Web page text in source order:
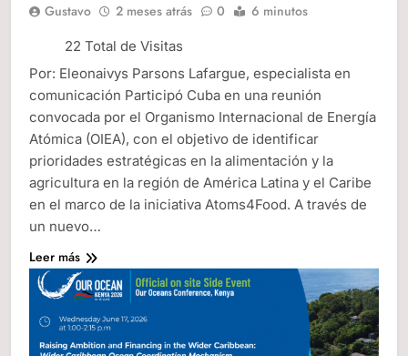
Gustavo 2 meses atrás 0 6 minutos
22 Total de Visitas
Por: Eleonaivys Parsons Lafargue, especialista en
comunicación Participó Cuba en una reunión
convocada por el Organismo Internacional de Energía
Atómica (OIEA), con el objetivo de identificar
prioridades estratégicas en la alimentación y la
agricultura en la región de América Latina y el Caribe
en el marco de la iniciativa Atoms4Food. A través de
un nuevo…
Leer más